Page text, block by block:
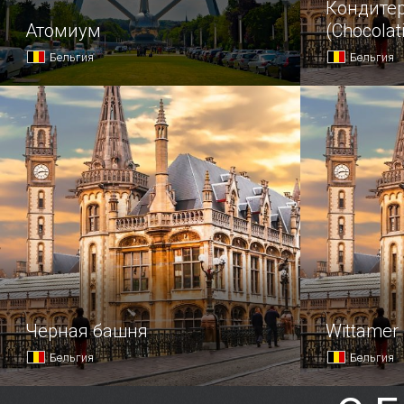
Атомиум
Бельгия
Красноречивым символом научно-
технического прогресса можно
считать более чем на сотню метров
возвышающийся над Брюсселем
Атомиум — гигантское сооружение,
повторяющее конфигурацию
кристаллической реш…
Бельгия
Когда
что
Черная башня
Бельгия
Wittamer
Бельгия